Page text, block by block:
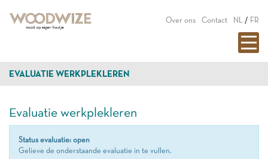
Over ons Contact NL / FR
EVALUATIE WERKPLEKLEREN
Evaluatie werkplekleren
Status evaluatie: open
Gelieve de onderstaande evaluatie in te vullen.